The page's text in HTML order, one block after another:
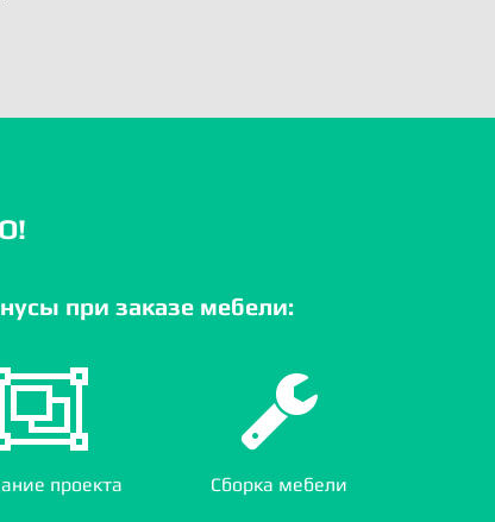
при заказе мебели:
проекта Сборка мебели